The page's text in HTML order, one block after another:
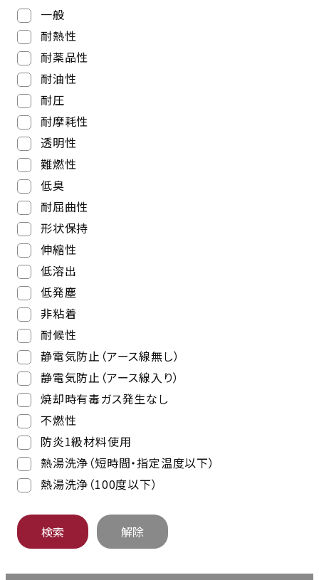
一般
耐熱性
耐薬品性
耐油性
耐圧
耐摩耗性
透明性
難燃性
低臭
耐屈曲性
形状保持
伸縮性
低溶出
低発塵
非粘着
耐候性
静電気防止（アース線無し）
静電気防止（アース線入り）
焼却時有毒ガス発生なし
不燃性
防炎1級材料使用
熱湯洗浄（短時間・指定温度以下）
熱湯洗浄（100度以下）